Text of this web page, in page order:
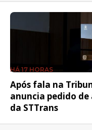
HÁ 17 HORAS
Após fala na
anuncia pedido
da STTrans